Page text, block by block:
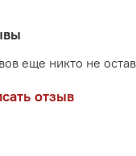
еще никто не
отзыв